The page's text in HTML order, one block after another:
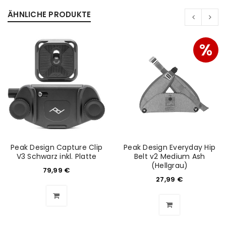
ANMELDEN
ÄHNLICHE PRODUKTE
Peak Design Capture Clip
V3 Schwarz inkl. Platte
79,99 €
%
Peak Design Everyday Hip
Belt v2 Medium Ash
(Hellgrau)
27,99 €